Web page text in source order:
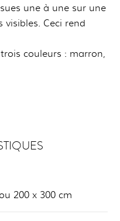
une à une sur une
visibles. Ceci rend
couleurs : marron,
200 x 300 cm